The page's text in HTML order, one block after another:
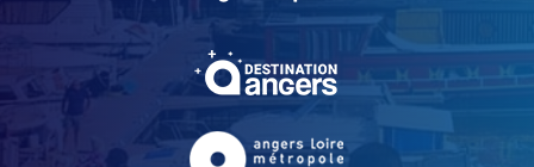
, Ouvre une nouvelle
, Ouvre une nouvelle